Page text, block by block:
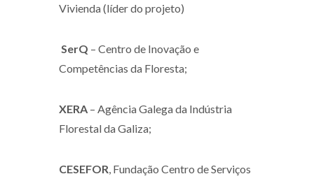
Vivienda (líder do projeto)
SerQ – Centro de Inovação e
Competências da Floresta;
XERA – Agência Galega da Indústria
Florestal da Galiza;
CESEFOR, Fundação Centro de Serviços